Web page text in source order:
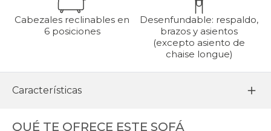
Cabezales reclinables en
6 posiciones
Desenfundable: respaldo,
brazos y asientos
(excepto asiento de
chaise longue)
Características
QUÉ TE OFRECE ESTE SOFÁ